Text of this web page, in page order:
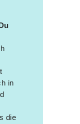
in
die